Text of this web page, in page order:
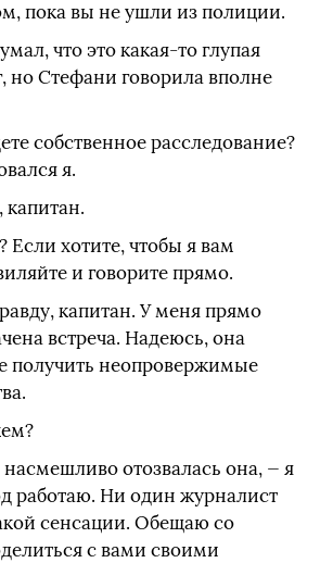
пока вы не ушли из полиции.
что это какая-то глупая
но Стефани говорила вполне
собственное расследование?
я.
капитан.
Если хотите, чтобы я вам
и говорите прямо.
капитан. У меня прямо
встреча. Надеюсь, она
получить неопровержимые
отозвалась она, — я
работаю. Ни один журналист
сенсации. Обещаю со
с вами своими